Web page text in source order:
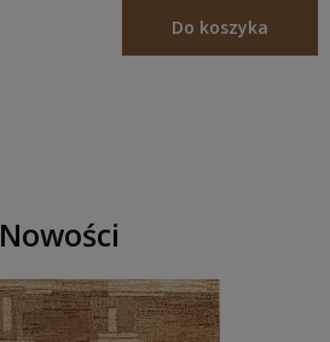
Do koszyka
Nowości